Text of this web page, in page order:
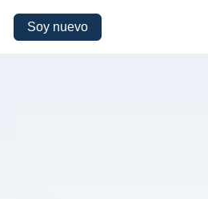
Soy nuevo